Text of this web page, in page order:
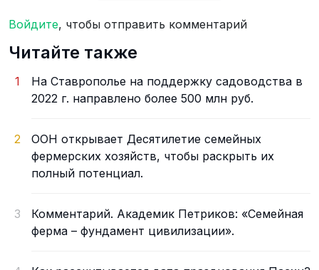
Войдите, чтобы отправить комментарий
Читайте также
1
На Ставрополье на поддержку садоводства в
2022 г. направлено более 500 млн руб.
2
ООН открывает Десятилетие семейных
фермерских хозяйств, чтобы раскрыть их
полный потенциал.
3
Комментарий. Академик Петриков: «Семейная
ферма – фундамент цивилизации».